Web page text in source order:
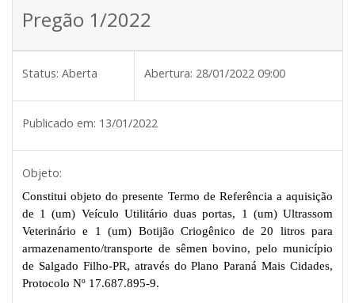
Pregão 1/2022
Status: Aberta Abertura: 28/01/2022 09:00
Publicado em: 13/01/2022
Objeto:
Constitui objeto do presente Termo de Referência a aquisição
de 1 (um) Veículo Utilitário duas portas, 1 (um) Ultrassom
Veterinário e 1 (um) Botijão Criogênico de 20 litros para
armazenamento/transporte de sêmen bovino, pelo município
de Salgado Filho-PR, através do Plano Paraná Mais Cidades,
Protocolo Nº 17.687.895-9.